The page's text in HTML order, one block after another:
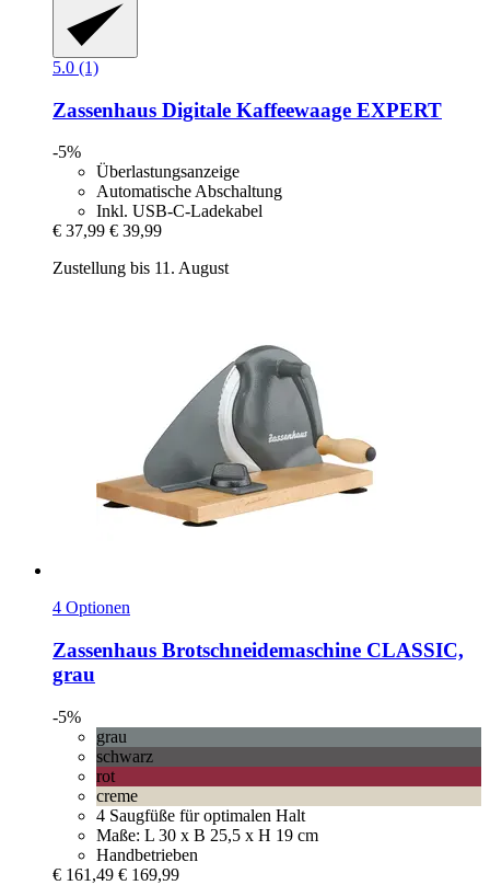
5.0 (1)
Zassenhaus Digitale Kaffeewaage EXPERT
-5%
Überlastungsanzeige
Automatische Abschaltung
Inkl. USB-C-Ladekabel
€ 37,99 € 39,99
Zustellung bis 11. August
4 Optionen
Zassenhaus Brotschneidemaschine CLASSIC,
grau
-5%
grau
schwarz
rot
creme
4 Saugfüße für optimalen Halt
Maße: L 30 x B 25,5 x H 19 cm
Handbetrieben
€ 161,49 € 169,99